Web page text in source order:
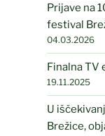
Prijave na
festival
04.03.2026
Finalna TV
19.11.2025
U
Brežice,